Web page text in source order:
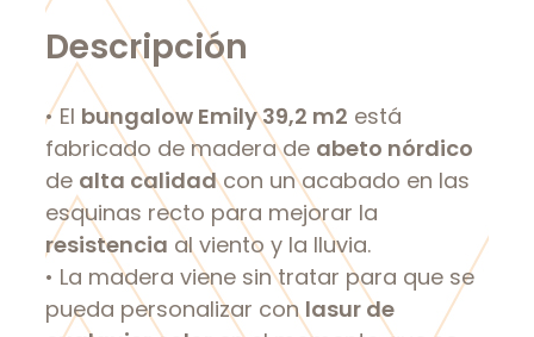
Descripción
• El bungalow Emily 39,2 m2 está
fabricado de madera de abeto nórdico
de alta calidadcon un acabado en las
esquinas recto para mejorar la
resistencia al viento y la lluvia.
• La madera viene sin tratar para que se
pueda personalizar conlasur de